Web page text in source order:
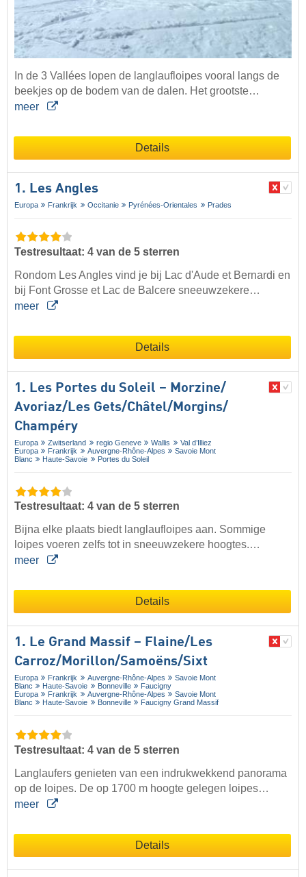
In de 3 Vallées lopen de langlaufloipes vooral langs de
beekjes op de bodem van de dalen. Het grootste…
meer
Details
1. Les Angles
Europa Frankrijk Occitanie Pyrénées-Orientales Prades
Testresultaat: 4 van de 5 sterren
Rondom Les Angles vind je bij Lac d'Aude et Bernardi en
bij Font Grosse et Lac de Balcere sneeuwzekere…
meer
Details
1. Les Portes du Soleil – Morzine/​
Avoriaz/​Les Gets/​Châtel/​Morgins/​
Champéry
Europa Zwitserland regio Geneve Wallis
Val d’Illiez
Europa
Frankrijk Auvergne-Rhône-Alpes
Savoie Mont
Blanc
Haute-Savoie Portes du Soleil
Testresultaat: 4 van de 5 sterren
Bijna elke plaats biedt langlaufloipes aan. Sommige
loipes voeren zelfs tot in sneeuwzekere hoogtes.…
meer
Details
1. Le Grand Massif – Flaine/​Les
Carroz/​Morillon/​Samoëns/​Sixt
Europa Frankrijk Auvergne-Rhône-Alpes
Savoie Mont
Blanc
Haute-Savoie Bonneville
Faucigny
Europa
Frankrijk Auvergne-Rhône-Alpes
Savoie Mont
Blanc
Haute-Savoie Bonneville Faucigny Grand Massif
Testresultaat: 4 van de 5 sterren
Langlaufers genieten van een indrukwekkend panorama
op de loipes. De op 1700 m hoogte gelegen loipes…
meer
Details